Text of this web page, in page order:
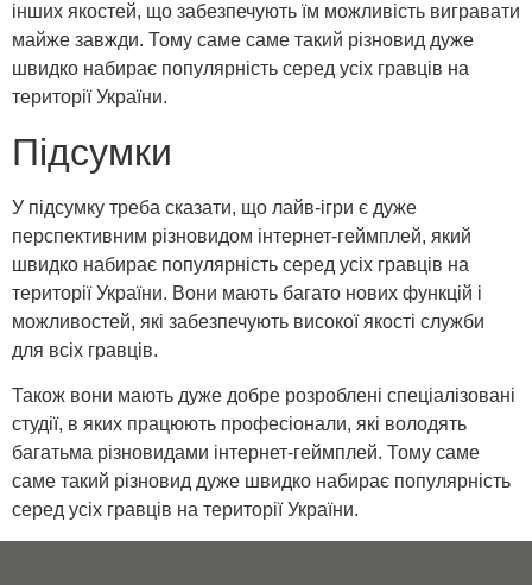
інших якостей, що забезпечують їм можливість вигравати
майже завжди. Тому саме саме такий різновид дуже
швидко набирає популярність серед усіх гравців на
території України.
Підсумки
У підсумку треба сказати, що лайв-ігри є дуже
перспективним різновидом інтернет-геймплей, який
швидко набирає популярність серед усіх гравців на
території України. Вони мають багато нових функцій і
можливостей, які забезпечують високої якості служби
для всіх гравців.
Також вони мають дуже добре розроблені спеціалізовані
студії, в яких працюють професіонали, які володять
багатьма різновидами інтернет-геймплей. Тому саме
саме такий різновид дуже швидко набирає популярність
серед усіх гравців на території України.